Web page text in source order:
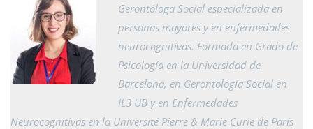
Gerontóloga Social especializada en
personas mayores y en enfermedades
neurocognitivas. Formada en Grado de
Psicología en la Universidad de
Barcelona, en Gerontología Social en
IL3 UB y en Enfermedades
Neurocognitivas en la Université Pierre & Marie Curie de París